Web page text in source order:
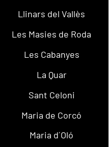
Llinars del Vallès
Les Masies de Roda
Les Cabanyes
La Quar
Sant Celoni
Maria de Corcó
Maria d´Oló